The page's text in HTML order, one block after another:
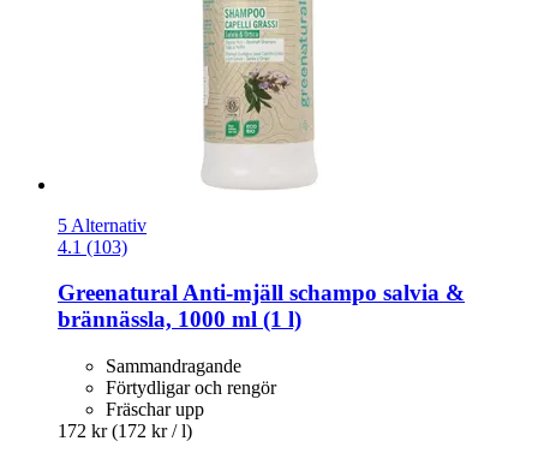
5 Alternativ
4.1 (103)
GreenaturalAnti-​mjäll schampo salvia &
brännässla, 1000 ml (1 l)
Sammandragande
Förtydligar och rengör
Fräschar upp
172 kr (172 kr / l)